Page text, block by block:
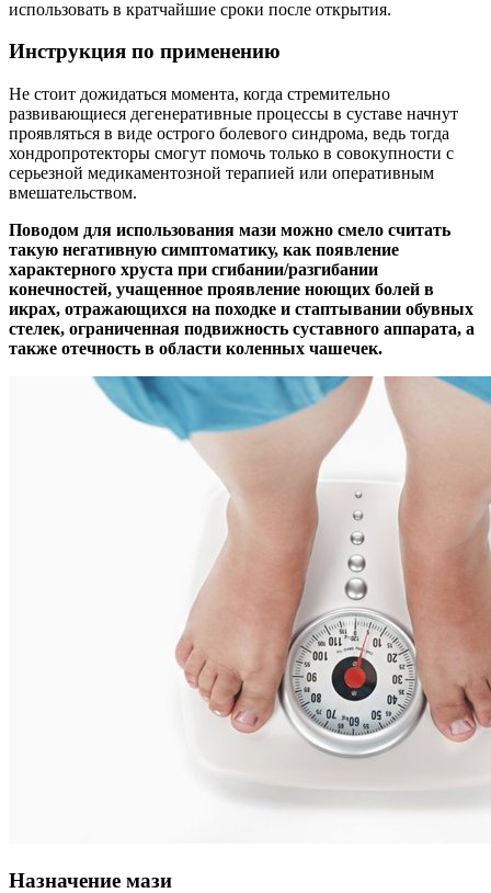
использовать в кратчайшие сроки после открытия.
Инструкция по применению
Не стоит дожидаться момента, когда стремительно
развивающиеся дегенеративные процессы в суставе начнут
проявляться в виде острого болевого синдрома, ведь тогда
хондропротекторы смогут помочь только в совокупности с
серьезной медикаментозной терапией или оперативным
вмешательством.
Поводом для использования мази можно смело считать
такую негативную симптоматику, как появление
характерного хруста при сгибании/разгибании
конечностей, учащенное проявление ноющих болей в
икрах, отражающихся на походке и стаптывании обувных
стелек, ограниченная подвижность суставного аппарата, а
также отечность в области коленных чашечек.
Назначение мази